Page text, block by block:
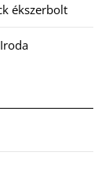
ékszerbolt